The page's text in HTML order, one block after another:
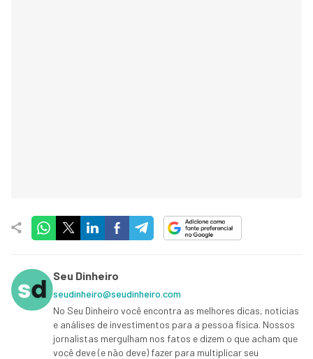
Seu Dinheiro
seudinheiro@seudinheiro.com
No Seu Dinheiro você encontra as melhores dicas, notícias
e análises de investimentos para a pessoa física. Nossos
jornalistas mergulham nos fatos e dizem o que acham que
você deve (e não deve) fazer para multiplicar seu